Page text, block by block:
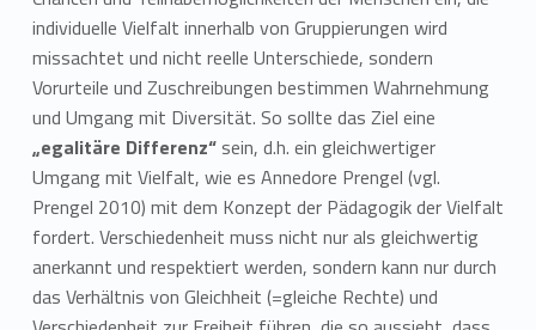
individuelle Vielfalt innerhalb von Gruppierungen wird
missachtet und nicht reelle Unterschiede, sondern
Vorurteile und Zuschreibungen bestimmen Wahrnehmung
und Umgang mit Diversität. So sollte das Ziel eine
„egalitäre Differenz“sein, d.h. ein gleichwertiger
Umgang mit Vielfalt, wie es Annedore Prengel (vgl.
Prengel 2010) mit dem Konzept der Pädagogik der Vielfalt
fordert. Verschiedenheit muss nicht nur als gleichwertig
anerkannt und respektiert werden, sondern kann nur durch
das Verhältnis von Gleichheit (=gleiche Rechte) und